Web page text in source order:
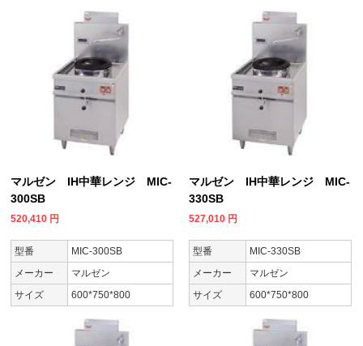
マルゼン IH中華レンジ MIC-
300SB
520,410 円
型番
MIC-300SB
メーカー
マルゼン
サイズ
600*750*800
マルゼン IH中華レンジ MIC-
330SB
527,010 円
型番
MIC-330SB
メーカー
マルゼン
サイズ
600*750*800